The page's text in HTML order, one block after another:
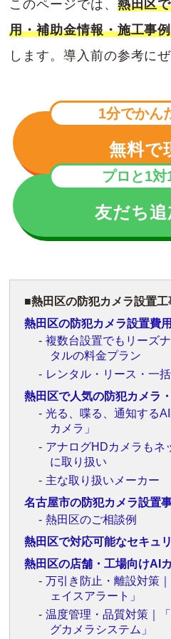
このページでは、 熱田区
用・補助金情報・施工事例
します。導入前の参考に
1分でかん
無料で
プロと1対
友だち
熱田区の防犯カメラ設置工
熱田区の防犯カメラ設置費用
複数台設置でもリーズ
タルの料金プラン
レンタル・リース・一
熱田区で人気の防犯カメラ
光る、喋る、通知する
カメラ」
アナログHDカメラもネ
に取り扱い
主な取り扱いメーカー
名古屋市の防犯カメラ設置
熱田区のご相談例
熱田区で対応可能なセキュ
熱田区の店舗・工場向けAI
万引き防止・離設対策
ェイスアラート」
温度管理・品質対策｜
グカメラシステム」